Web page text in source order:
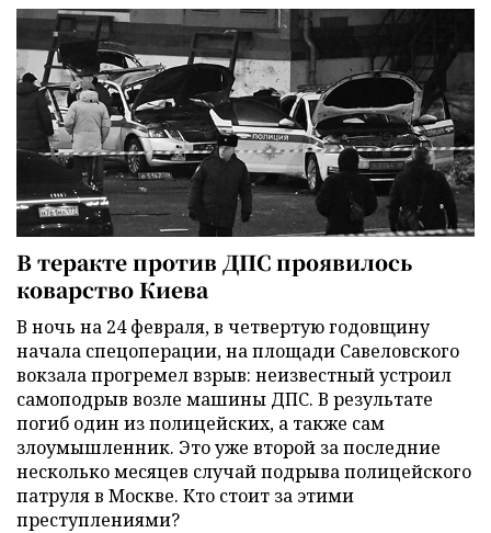
В теракте против ДПС проявилось
коварство Киева
В ночь на 24 февраля, в четвертую годовщину
начала спецоперации, на площади Савеловского
вокзала прогремел взрыв: неизвестный устроил
самоподрыв возле машины ДПС. В результате
погиб один из полицейских, а также сам
злоумышленник. Это уже второй за последние
несколько месяцев случай подрыва полицейского
патруля в Москве. Кто стоит за этими
преступлениями?